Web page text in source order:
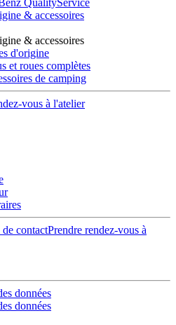
QualityService
& accessoires
& accessoires
d'origine
et roues complètes
de camping
vous à l'atelier
contactPrendre rendez-vous à
données
données